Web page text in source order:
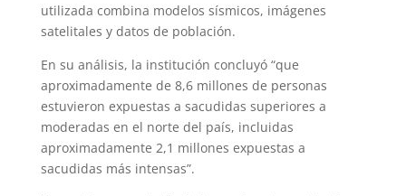
utilizada combina modelos sísmicos, imágenes
satelitales y datos de población.
En su análisis, la institución concluyó “que
aproximadamente de 8,6 millones de personas
estuvieron expuestas a sacudidas superiores a
moderadas en el norte del país, incluidas
aproximadamente 2,1 millones expuestas a
sacudidas más intensas”.